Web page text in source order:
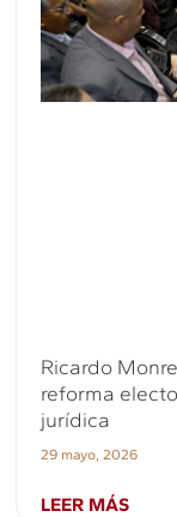
Ricardo
reforma
jurídica
29 mayo, 2026
LEER MÁS